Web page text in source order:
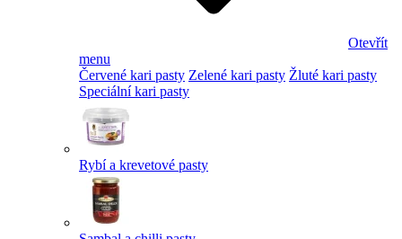
Otevřít
menu
Červené kari pasty Zelené kari pasty Žluté kari pasty
Speciální kari pasty
Rybí a krevetové pasty